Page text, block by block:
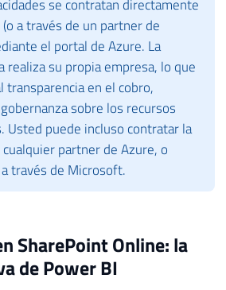
se contratan directamente
a través de un partner de
el portal de Azure. La
realiza su propia empresa, lo que
transparencia en el cobro,
sobre los recursos
Usted puede incluso contratar la
cualquier partner de Azure, o
través de Microsoft.
SharePoint Online: la
de Power BI